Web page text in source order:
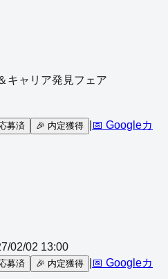
キャリア発見フェア
募済 🎉 内定獲得
📅 Googleカ
02/02 13:00
募済 🎉 内定獲得
📅 Googleカ